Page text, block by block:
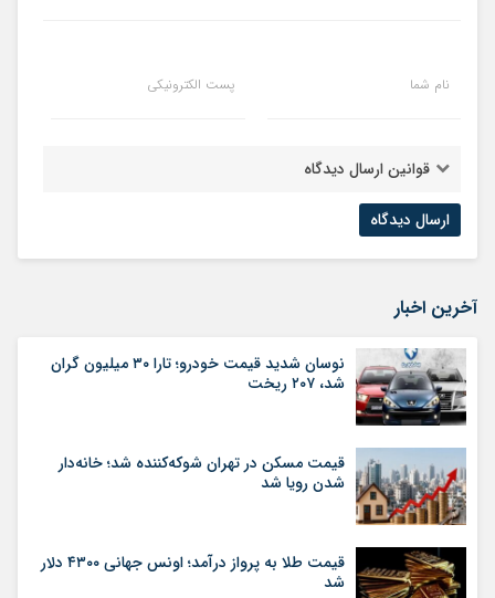
نام شما پست الکترونیکی
قوانین ارسال دیدگاه
آخرین اخبار
نوسان شدید قیمت خودرو؛ تارا ۳۰ میلیون گران
شد، ۲۰۷ ریخت
قیمت مسکن در تهران شوکه‌کننده شد؛ خانه‌دار
شدن رویا شد
قیمت طلا به پرواز درآمد؛ اونس جهانی ۴۳۰۰ دلار
شد